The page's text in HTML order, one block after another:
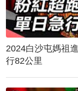
2024白沙屯媽祖進
行82公里